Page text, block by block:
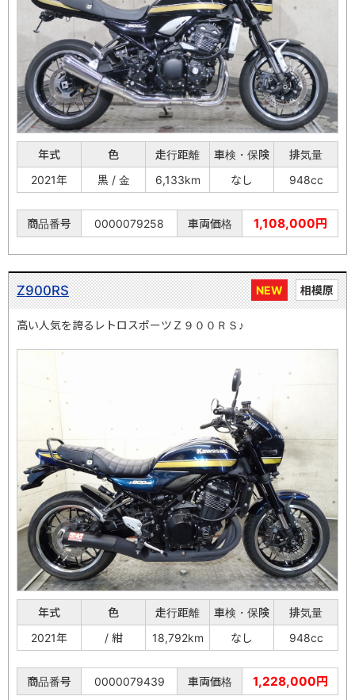
年式 色 走行距離 車検・保険
排気量
2021年
黒 / 金 6,133km なし 948cc
商品番号 0000079258 車両価格 1,108,000円
NEW 相模原
Z900RS
高い人気を誇るレトロスポーツＺ９００ＲＳ♪
年式 色 走行距離 車検・保険
排気量
2021年
/ 紺 18,792km なし 948cc
商品番号 0000079439 車両価格 1,228,000円